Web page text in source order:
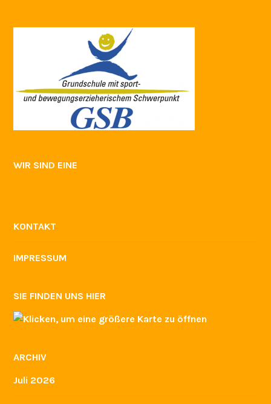
WIR SIND EINE
KONTAKT
IMPRESSUM
SIE FINDEN UNS HIER
ARCHIV
Juli 2026